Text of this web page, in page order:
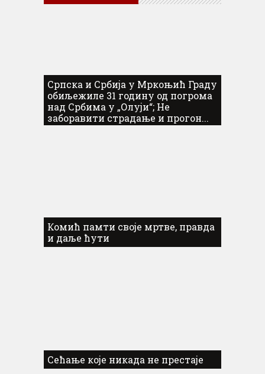
Српска и Србија у Мркоњић Граду
обиљежиле 31 годину од погрома
над Србима у „Олуји“; Не
заборавити страдање и прогон...
Комић памти своје мртве, правда
и даље ћути
Сећање које никада не престаје